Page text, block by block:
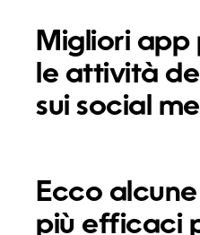
Migliori app
le attività
sui social
Ecco
più efficaci